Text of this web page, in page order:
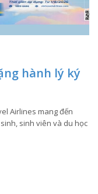
hành lý ký
Airlines mang đến
sinh viên và du học